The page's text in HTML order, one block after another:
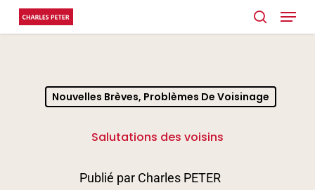
Skip
to
search
Menu
Nouvelles Brèves, Problèmes De Voisinage
Salutations des voisins
Publié par Charles PETER